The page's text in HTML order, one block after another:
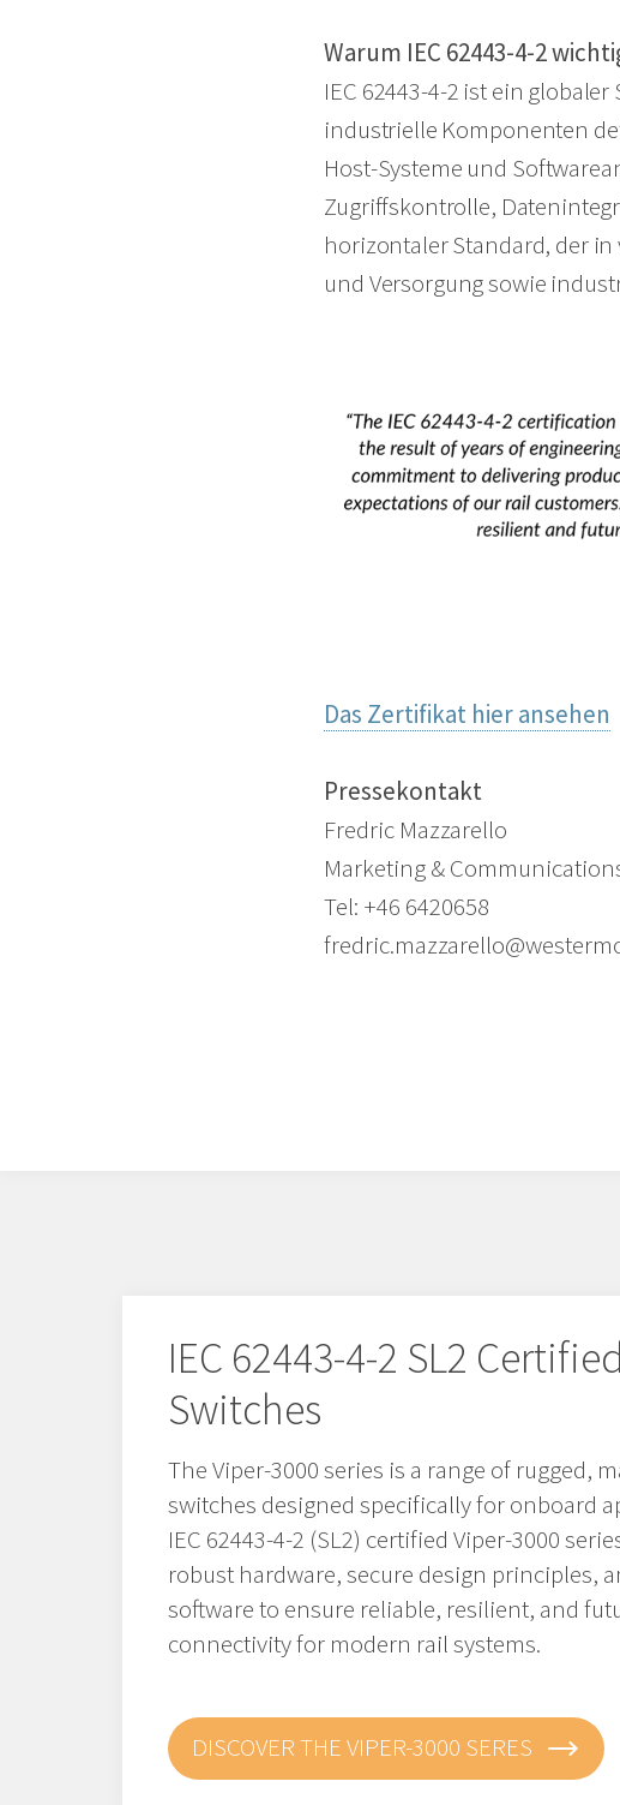
Warum IEC 62443-4-2
IEC 62443-4-2 ist ein
industrielle Komponenten
Host-Systeme und
Zugriffskontrolle,
horizontaler Standard, der
und Versorgung sowie
Das Zertifikat hier ansehen
Pressekontakt
Fredric Mazzarello
Marketing &
Tel: +46 6420658
IEC 62443-4-2 SL2
Switches
The Viper-3000 series is a range of rugged,
switches designed specifically for onboard
IEC 62443-4-2 (SL2) certified Viper-3000
robust hardware, secure design principles,
software to ensure reliable, resilient, and
connectivity for modern rail systems.
DISCOVER THE VIPER-3000 SERES